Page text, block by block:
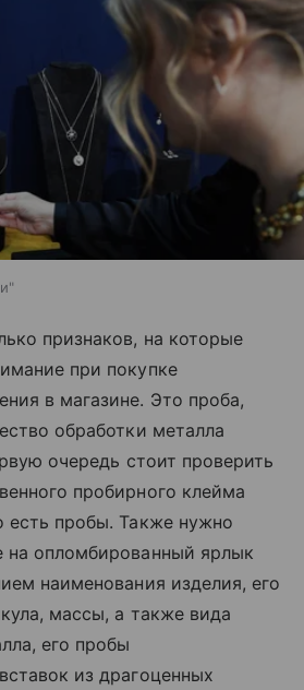
признаков, на которые
при покупке
в магазине. Это проба,
обработки металла
очередь стоит проверить
пробирного клейма
пробы. Также нужно
на опломбированный ярлык
наименования изделия, его
массы, а также вида
его пробы
из драгоценных